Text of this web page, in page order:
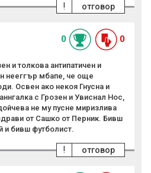
отговор
!
0 0
и толкова антипатичен и
нееггър мбапе, че още
Освен ако некоя Гнусна и
с Грозен и Увиснал Нос,
не му пусне миризлива
от Сашко от Перник. Бивш
и бивш футболист.
отговор
!